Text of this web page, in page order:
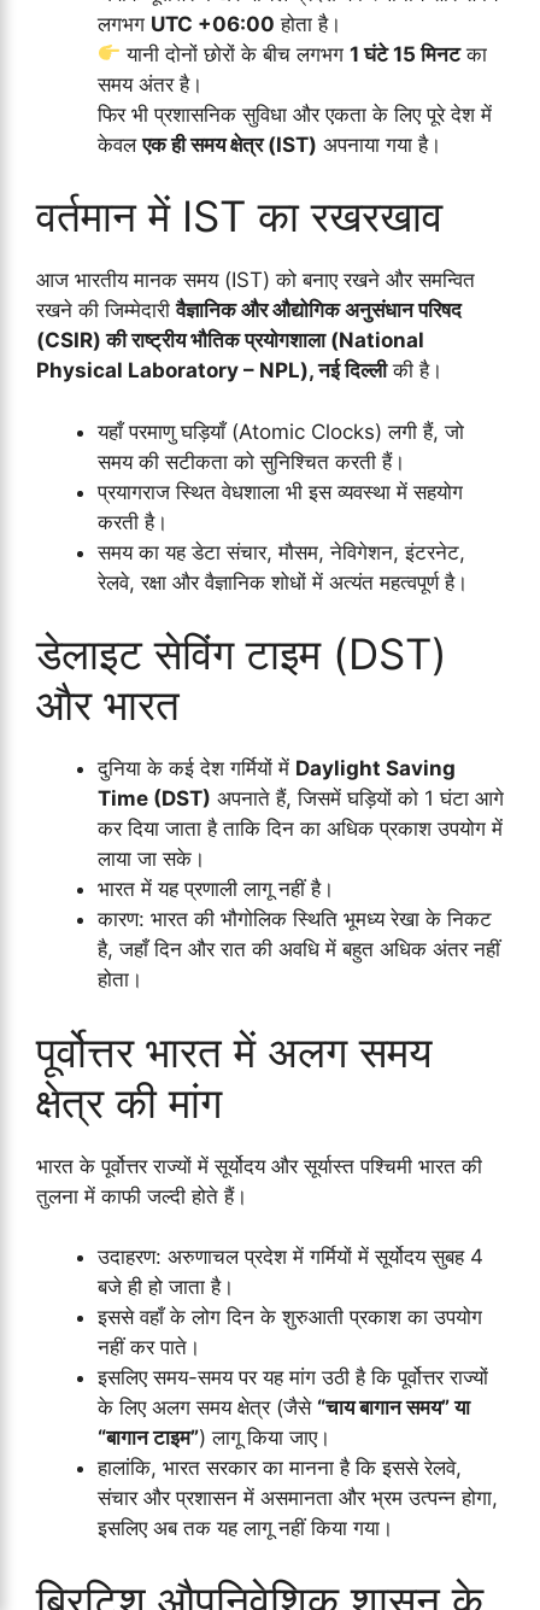
लगभग UTC +06:00 होता है।
यानी दोनों छोरों के बीच लगभग1 घंटे 15 मिनटका
समय अंतर है।
फिर भी प्रशासनिक सुविधा और एकता के लिए पूरे देश में
केवलएक ही समय क्षेत्र (IST) अपनाया गया है।
वर्तमान में IST का रखरखाव
आज भारतीय मानक समय (IST) को बनाए रखने और समन्वित
रखने की जिम्मेदारीवैज्ञानिक और औद्योगिक अनुसंधान परिषद
(CSIR) की राष्ट्रीय भौतिक प्रयोगशाला (National
Physical Laboratory – NPL), नई दिल्लीकी है।
यहाँ परमाणु घड़ियाँ (Atomic Clocks) लगी हैं, जो
समय की सटीकता को सुनिश्चित करती हैं।
प्रयागराज स्थित वेधशाला भी इस व्यवस्था में सहयोग
करती है।
समय का यह डेटा संचार, मौसम, नेविगेशन, इंटरनेट,
रेलवे, रक्षा और वैज्ञानिक शोधों में अत्यंत महत्वपूर्ण है।
डेलाइट सेविंग टाइम (DST)
और भारत
दुनिया के कई देश गर्मियों में Daylight Saving
Time (DST) अपनाते हैं, जिसमें घड़ियों को 1 घंटा आगे
कर दिया जाता है ताकि दिन का अधिक प्रकाश उपयोग में
लाया जा सके।
भारत में यह प्रणाली लागू नहीं है।
कारण: भारत की भौगोलिक स्थिति भूमध्य रेखा के निकट
है, जहाँ दिन और रात की अवधि में बहुत अधिक अंतर नहीं
होता।
पूर्वोत्तर भारत में अलग समय
क्षेत्र की मांग
भारत के पूर्वोत्तर राज्यों में सूर्योदय और सूर्यास्त पश्चिमी भारत की
तुलना में काफी जल्दी होते हैं।
उदाहरण: अरुणाचल प्रदेश में गर्मियों में सूर्योदय सुबह 4
बजे ही हो जाता है।
इससे वहाँ के लोग दिन के शुरुआती प्रकाश का उपयोग
नहीं कर पाते।
इसलिए समय-समय पर यह मांग उठी है कि पूर्वोत्तर राज्यों
के लिए अलग समय क्षेत्र (जैसे “चाय बागान समय” या
“बागान टाइम”) लागू किया जाए।
हालांकि, भारत सरकार का मानना है कि इससे रेलवे,
संचार और प्रशासन में असमानता और भ्रम उत्पन्न होगा,
इसलिए अब तक यह लागू नहीं किया गया।